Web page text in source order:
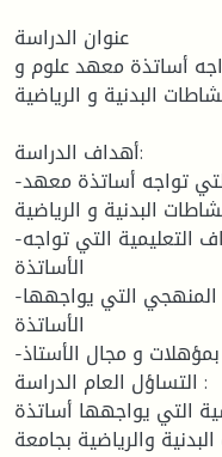
عنوان الدراسة
أساتذة معهد علوم و
البدنية و الرياضية
أهداف الدراسة:
-معرفة أهم المعوقات التدريسية التي تواجه أساتذة معهد
البدنية و الرياضية
-معرفة المعوقات المتعلقة بالأهداف التعليمية التي تواجه
الأساتذة
-معرفة المعوقات المتعلقة بالدليل المنهجي التي يواجهها
الأساتذة
-معرفة المعوقات المتعلقة بمؤهلات و مجال الأستاذ.
التساؤل العام الدراسة :
التي يواجهها أساتذة
والرياضية بجامعة